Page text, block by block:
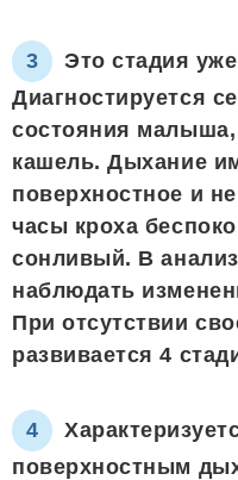
Это стадия
Диагностируется
состояния
кашель. Дыхание
поверхностное и
часы кроха
сонливый. В
наблюдать
При отсутствии
развивается 4
поверхностным